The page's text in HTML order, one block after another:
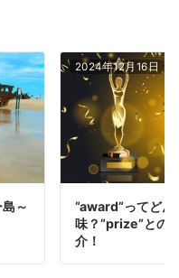
～
2024年12月16日
”award”ってどん
味？”prize”との
介！